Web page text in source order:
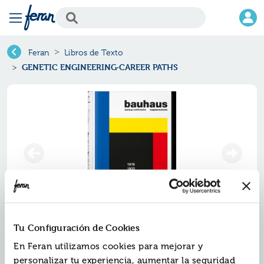
Tu Configuración de Cookies
En Feran utilizamos cookies para mejorar y
personalizar tu experiencia, aumentar la seguridad
Feran Libros de Texto
GENETIC ENGINEERING·CAREER PATHS
Genetic engineering·career
paths